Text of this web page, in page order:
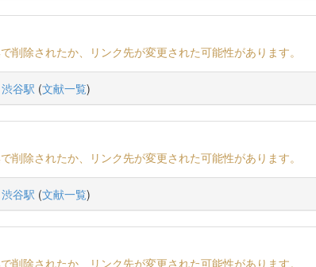
削除されたか、リンク先が変更された可能性があります。
渋谷駅 (文献一覧)
削除されたか、リンク先が変更された可能性があります。
渋谷駅 (文献一覧)
削除されたか、リンク先が変更された可能性があります。